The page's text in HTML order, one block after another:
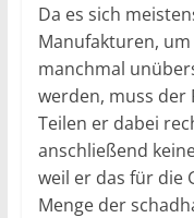
Da es sich
Manufakturen,
manchmal
werden, muss der
Teilen er dabei
anschließend
weil er das für die
Menge der